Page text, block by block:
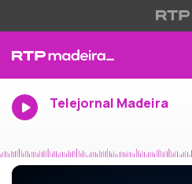
Telejornal Madeira